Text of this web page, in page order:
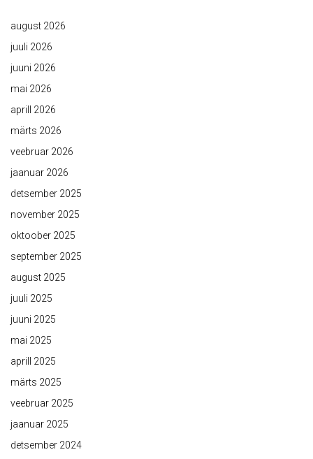
august 2026
juuli 2026
juuni 2026
mai 2026
aprill 2026
märts 2026
veebruar 2026
jaanuar 2026
detsember 2025
november 2025
oktoober 2025
september 2025
august 2025
juuli 2025
juuni 2025
mai 2025
aprill 2025
märts 2025
veebruar 2025
jaanuar 2025
detsember 2024